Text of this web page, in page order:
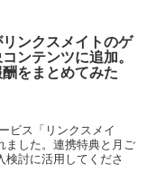
リンクスメイトのゲ
ンテンツに追加。
をまとめてみた
ビス「リンクスメイ
ました。連携特典と月ご
検討に活用してくださ